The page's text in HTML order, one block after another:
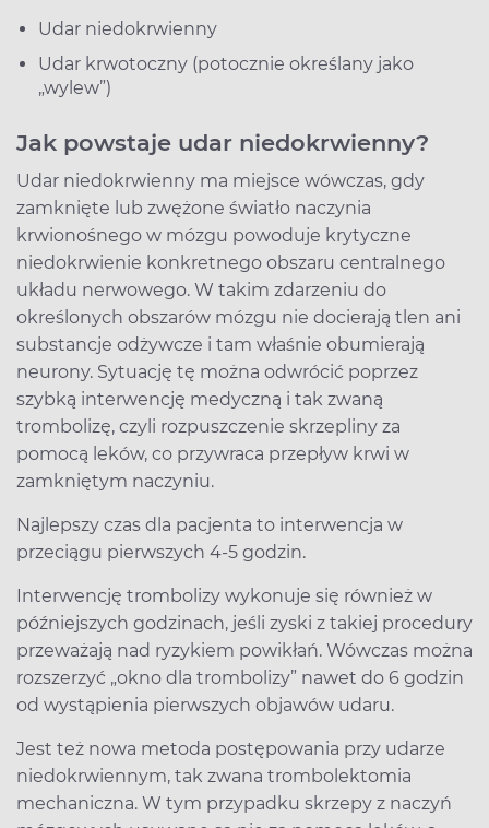
Udar niedokrwienny
Udar krwotoczny (potocznie określany jako
„wylew”)
Jak powstaje udar niedokrwienny?
Udar niedokrwienny ma miejsce wówczas, gdy
zamknięte lub zwężone światło naczynia
krwionośnego w mózgu powoduje krytyczne
niedokrwienie konkretnego obszaru centralnego
układu nerwowego. W takim zdarzeniu do
określonych obszarów mózgu nie docierają tlen ani
substancje odżywcze i tam właśnie obumierają
neurony. Sytuację tę można odwrócić poprzez
szybką interwencję medyczną i tak zwaną
trombolizę, czyli rozpuszczenie skrzepliny za
pomocą leków, co przywraca przepływ krwi w
zamkniętym naczyniu.
Najlepszy czas dla pacjenta to interwencja w
przeciągu pierwszych 4-5 godzin.
Interwencję trombolizy wykonuje się również w
późniejszych godzinach, jeśli zyski z takiej procedury
przeważają nad ryzykiem powikłań. Wówczas można
rozszerzyć „okno dla trombolizy” nawet do 6 godzin
od wystąpienia pierwszych objawów udaru.
Jest też nowa metoda postępowania przy udarze
niedokrwiennym, tak zwana trombolektomia
mechaniczna. W tym przypadku skrzepy z naczyń